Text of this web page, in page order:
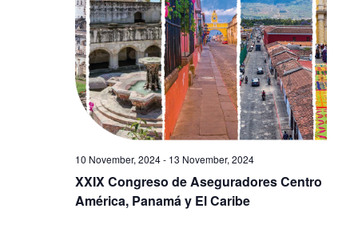
10 November, 2024- 13 November, 2024
XXIX Congreso de Aseguradores Centro
América, Panamá y El Caribe